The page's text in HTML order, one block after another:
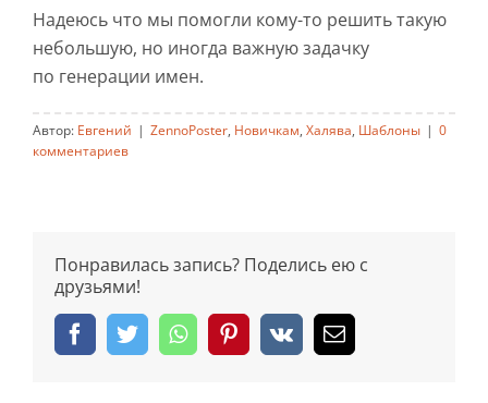
Надеюсь что мы помогли кому-то решить такую
небольшую, но иногда важную задачку
по генерации имен.
Автор: Евгений | ZennoPoster, Новичкам, Халява, Шаблоны | 0
комментариев
Понравилась запись? Поделись ею с
друзьями!
Facebook
TwitterWhatsappPinterest
Vk Email